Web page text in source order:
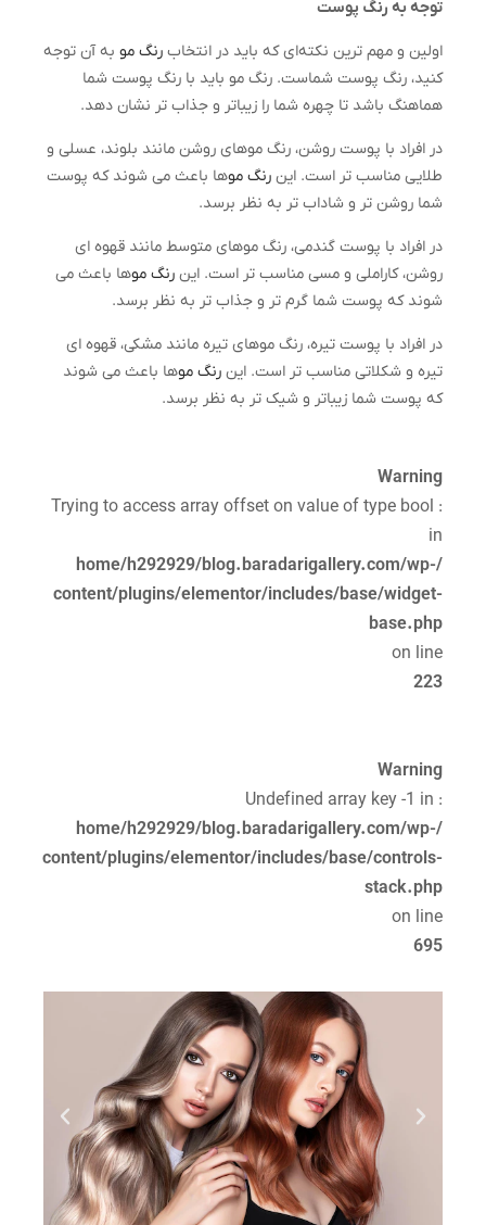
توجه به رنگ پوست
اولین و مهم ترین نکته‌ای که باید در انتخاب رنگ مو به آن توجه
کنید، رنگ پوست شماست. رنگ مو باید با رنگ پوست شما
هماهنگ باشد تا چهره شما را زیباتر و جذاب تر نشان دهد.
در افراد با پوست روشن، رنگ موهای روشن مانند بلوند، عسلی و
طلایی مناسب تر است. این رنگ موها باعث می شوند که پوست
شما روشن تر و شاداب تر به نظر برسد.
در افراد با پوست گندمی، رنگ موهای متوسط مانند قهوه ای
روشن، کاراملی و مسی مناسب تر است. این رنگ موها باعث می
شوند که پوست شما گرم تر و جذاب تر به نظر برسد.
در افراد با پوست تیره، رنگ موهای تیره مانند مشکی، قهوه ای
تیره و شکلاتی مناسب تر است. این رنگ موها باعث می شوند
که پوست شما زیباتر و شیک تر به نظر برسد.
Warning
: Trying to access array offset on value of type bool
in
/home/h292929/blog.baradarigallery.com/wp-
content/plugins/elementor/includes/base/widget-
base.php
on line
223
Warning
: Undefined array key -1 in
/home/h292929/blog.baradarigallery.com/wp-
content/plugins/elementor/includes/base/controls-
stack.php
on line
695